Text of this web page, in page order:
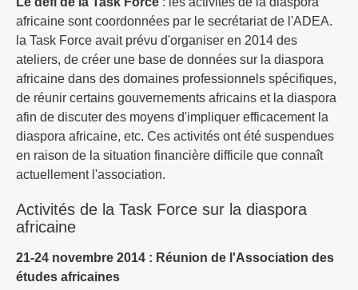
africaine sont coordonnées par le secrétariat de l'ADEA.
la Task Force avait prévu d'organiser en 2014 des
ateliers, de créer une base de données sur la diaspora
africaine dans des domaines professionnels spécifiques,
de réunir certains gouvernements africains et la diaspora
afin de discuter des moyens d'impliquer efficacement la
diaspora africaine, etc. Ces activités ont été suspendues
en raison de la situation financière difficile que connaît
actuellement l'association.
Activités de la Task Force sur la diaspora
africaine
21-24 novembre 2014 : Réunion de l'Association des
études africaines